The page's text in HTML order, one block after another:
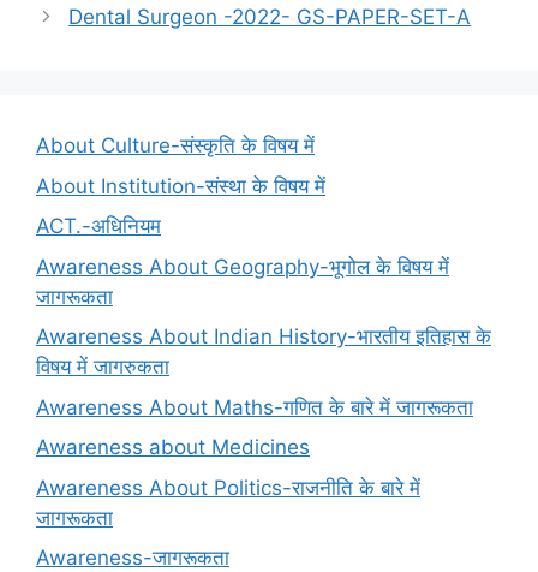
Dental Surgeon -2022- GS-PAPER-SET-A
About Culture-संस्कृति के विषय में
About Institution-संस्था के विषय में
ACT.-अधिनियम
Awareness About Geography-भूगोल के विषय में
जागरूकता
Awareness About Indian History-भारतीय इतिहास के
विषय में जागरुकता
Awareness About Maths-गणित के बारे में जागरूकता
Awareness about Medicines
Awareness About Politics-राजनीति के बारे में
जागरूकता
Awareness-जागरूकता